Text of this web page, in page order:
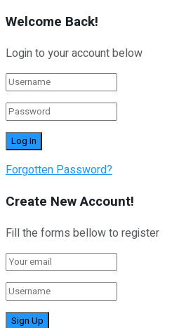
Welcome Back!
Login to your account below
Forgotten Password?
Create New Account!
Fill the forms bellow to register